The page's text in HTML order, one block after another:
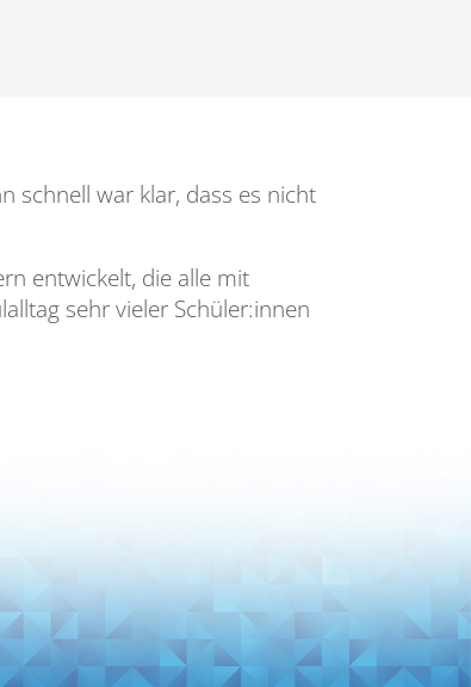
schnell war klar, dass es nicht
entwickelt, die alle mit
sehr vieler Schüler:innen